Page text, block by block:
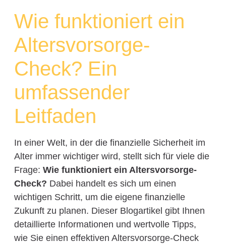
Wie funktioniert ein
Altersvorsorge-
Check? Ein
umfassender
Leitfaden
In einer Welt, in der die finanzielle Sicherheit im
Alter immer wichtiger wird, stellt sich für viele die
Frage: Wie funktioniert ein Altersvorsorge-
Check? Dabei handelt es sich um einen
wichtigen Schritt, um die eigene finanzielle
Zukunft zu planen. Dieser Blogartikel gibt Ihnen
detaillierte Informationen und wertvolle Tipps,
wie Sie einen effektiven Altersvorsorge-Check